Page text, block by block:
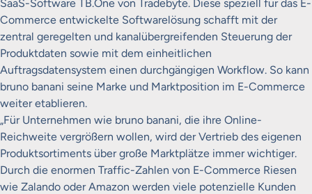
SaaS-Software TB.One von Tradebyte. Diese speziell für das E-
Commerce entwickelte Softwarelösung schafft mit der
zentral geregelten und kanalübergreifenden Steuerung der
Produktdaten sowie mit dem einheitlichen
Auftragsdatensystem einen durchgängigen Workflow. So kann
bruno banani seine Marke und Marktposition im E-Commerce
weiter etablieren.
„Für Unternehmen wie bruno banani, die ihre Online-
Reichweite vergrößern wollen, wird der Vertrieb des eigenen
Produktsortiments über große Marktplätze immer wichtiger.
Durch die enormen Traffic-Zahlen von E-Commerce Riesen
wie Zalando oder Amazon werden viele potenzielle Kunden